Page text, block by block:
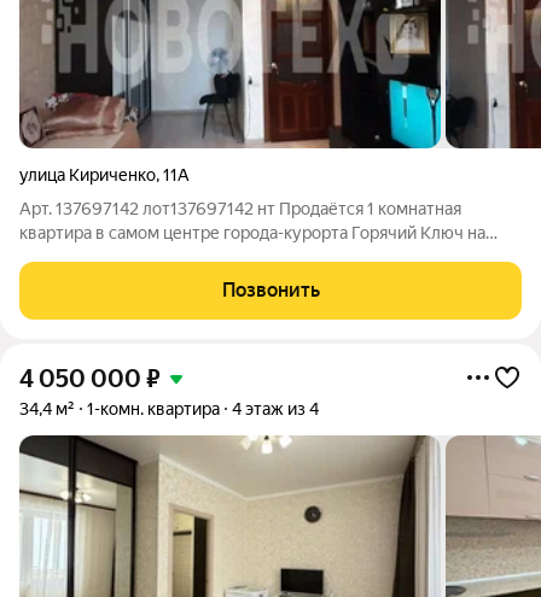
улица Кириченко,11А
Арт. 137697142 лот137697142 нт Продаётся 1 комнатная
квартира в самом центре города-курорта Горячий Ключ на
транспорта, школа, детский сад, торговый центр, рынок,
магазины различной
Позвонить
4 050 000 ₽
34,4 м² 1-комн. квартира 4 этаж из 4